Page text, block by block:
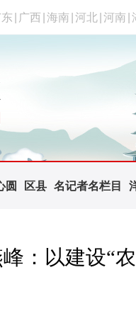
广西 海南 河北 河南
圆 区县 名记者名栏目
：以建设“